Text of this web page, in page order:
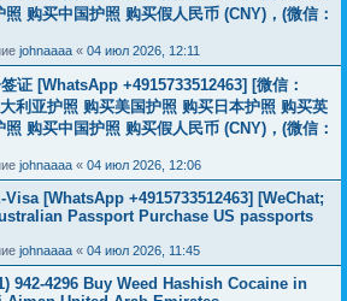
照 购买中国护照 购买假人民币 (CNY)，(微信：
johnaaaa « 04 июл 2026, 12:11
证 [WhatsApp +4915733512463] [微信：
利亚护照 购买美国护照 购买日本护照 购买英
照 购买中国护照 购买假人民币 (CNY)，(微信：
johnaaaa « 04 июл 2026, 12:06
[WhatsApp +4915733512463] [WeChat;
Passport Purchase US passports
johnaaaa « 04 июл 2026, 11:45
942-4296 Buy Weed Hashish Cocaine in